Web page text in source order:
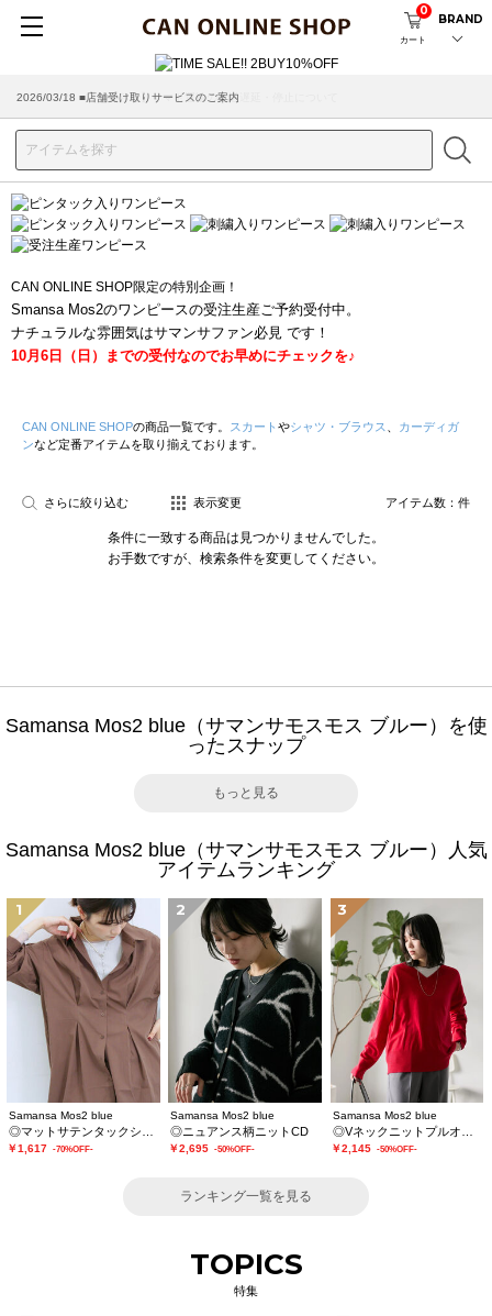
カート
0
BRAND
2026/03/18 ■店舗受け取りサービスのご案内
CAN ONLINE SHOP限定の特別企画！
Smansa Mos2のワンピースの受注生産ご予約受付中。
ナチュラルな雰囲気はサマンサファン必見 です！
10月6日（日）までの受付なのでお早めにチェックを♪
CAN ONLINE SHOPの商品一覧です。 スカート やシャツ・ブラウス
カーディガ
ンなど定番アイテムを取り揃えております。
さらに絞り込む 表示変更 アイテム数： 件
条件に一致する商品は見つかりませんでした。
お手数ですが、検索条件を変更してください。
Samansa Mos2 blue（サマンサモスモス ブルー）を使
ったスナップ
もっと見る
Samansa Mos2 blue（サマンサモスモス ブルー）人気
アイテムランキング
1
Samansa Mos2 blue
￥1,617 -70%OFF-
2
Samansa Mos2 blue
◎ニュアンス柄ニットCD
￥2,695 -50%OFF-
3
Samansa Mos2 blue
￥2,145 -50%OFF-
ランキング一覧を見る
TOPICS
特集